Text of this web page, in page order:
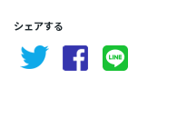
シェアする